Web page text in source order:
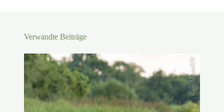
Verwandte Beiträge
KauerMross/DJV